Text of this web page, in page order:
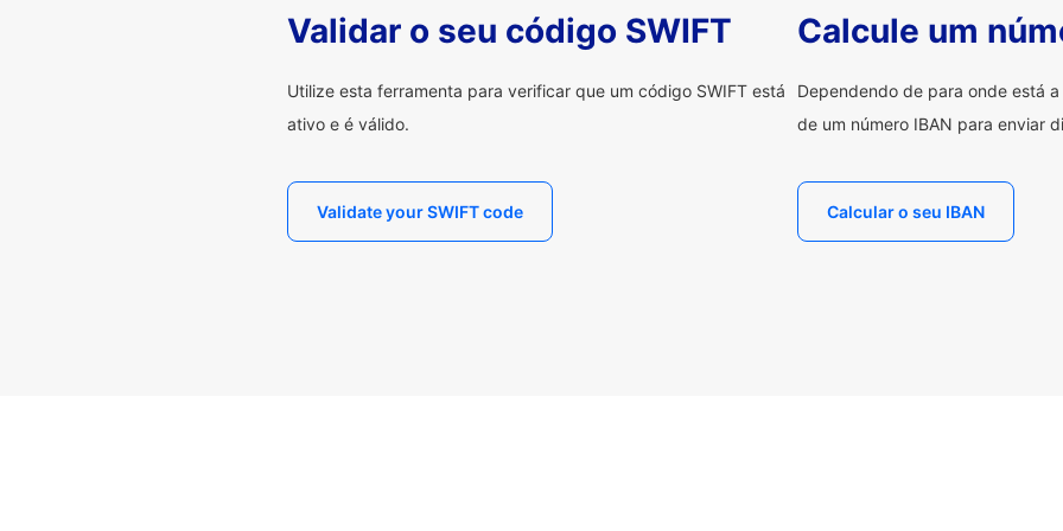
Validar o seu código SWIFT
Utilize esta ferramenta para verificar que um código SWIFT está
ativo e é válido.
Validate your SWIFT code
Calcule um
Dependendo de para onde está
de um número IBAN para enviar
Calcular o seu IBAN